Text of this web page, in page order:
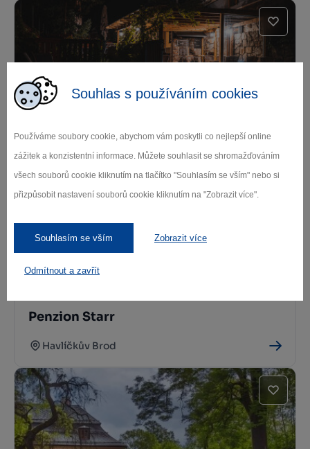
Souhlas s používáním cookies
Používáme soubory cookie, abychom vám poskytli co nejlepší online
zážitek a konzistentní informace. Můžete souhlasit se shromažďováním
všech souborů cookie kliknutím na tlačítko "Souhlasím se vším" nebo si
přizpůsobit nastavení souborů cookie kliknutím na "Zobrazit více".
Souhlasím se vším Zobrazit více
Odmítnout a zavřít
Penzion Hurikán 63
Havlíčkův Brod
Penzion Starr
Havlíčkův Brod